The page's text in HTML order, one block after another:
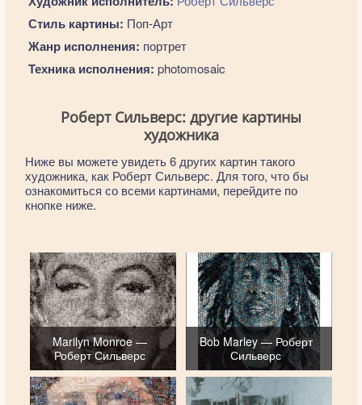
Стиль картины: Поп-Арт
Жанр исполнения: портрет
Техника исполнения: photomosaic
Роберт Сильверс: другие картины
художника
Ниже вы можете увидеть 6 других картин такого
художника, как Роберт Сильверс. Для того, что бы
ознакомиться со всеми картинами, перейдите по
кнопке ниже.
Marilyn Monroe —
Роберт Сильверс
Bob Marley — Роберт
Сильверс